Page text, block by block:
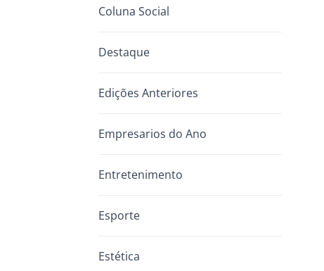
Coluna Social
Destaque
Edições Anteriores
Empresarios do Ano
Entretenimento
Esporte
Estética